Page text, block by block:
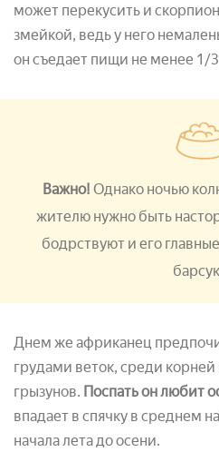
может перекусить и
змейкой, ведь у него
он съедает пищи не менее 1/3
Важно! Однако ночью
жителю нужно быть
бодрствуют и его
Днем же африканец
грудами веток, среди
грызунов. Поспать он любит
впадает в спячку в среднем
начала лета до осени.